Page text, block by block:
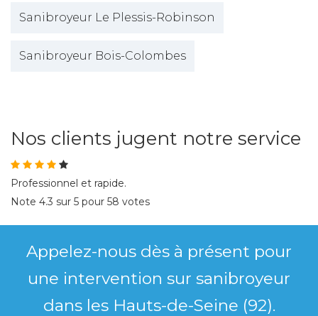
Sanibroyeur Le Plessis-Robinson
Sanibroyeur Bois-Colombes
Nos clients jugent notre service
Professionnel et rapide.
Note 4.3 sur 5 pour 58 votes
Appelez-nous dès à présent pour
une intervention sur sanibroyeur
dans les Hauts-de-Seine (92).